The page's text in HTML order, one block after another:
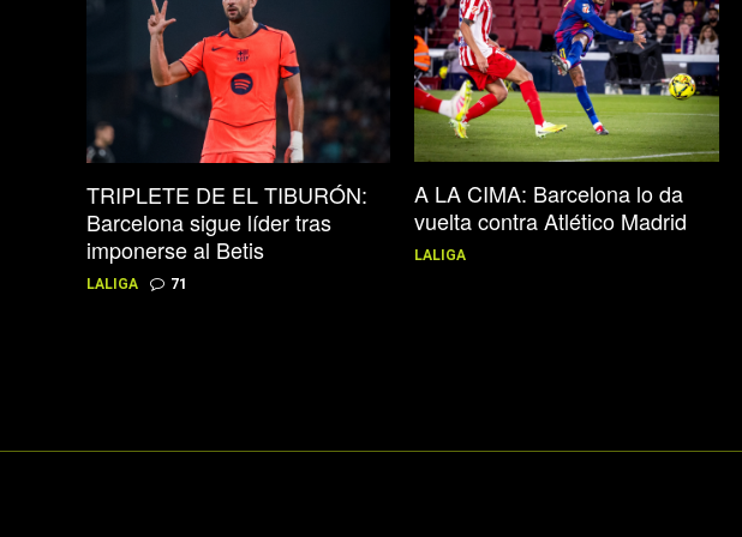
TRIPLETE DE EL TIBURÓN:
Barcelona sigue líder tras
imponerse al Betis
LALIGA 71
A LA CIMA: Barcelona lo da
vuelta contra Atlético Madrid
LALIGA